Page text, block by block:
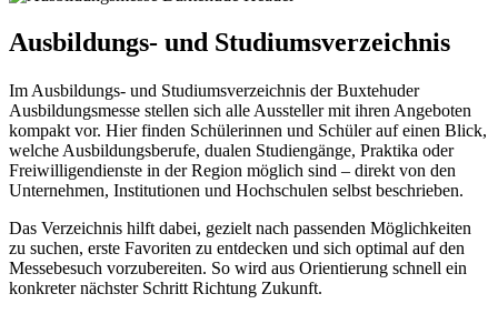
Ausbildungs- und Studiumsverzeichnis
Im Ausbildungs- und Studiumsverzeichnis der Buxtehuder
Ausbildungsmesse stellen sich alle Aussteller mit ihren Angeboten
kompakt vor. Hier finden Schülerinnen und Schüler auf einen Blick,
welche Ausbildungsberufe, dualen Studiengänge, Praktika oder
Freiwilligendienste in der Region möglich sind – direkt von den
Unternehmen, Institutionen und Hochschulen selbst beschrieben.
Das Verzeichnis hilft dabei, gezielt nach passenden Möglichkeiten
zu suchen, erste Favoriten zu entdecken und sich optimal auf den
Messebesuch vorzubereiten. So wird aus Orientierung schnell ein
konkreter nächster Schritt Richtung Zukunft.